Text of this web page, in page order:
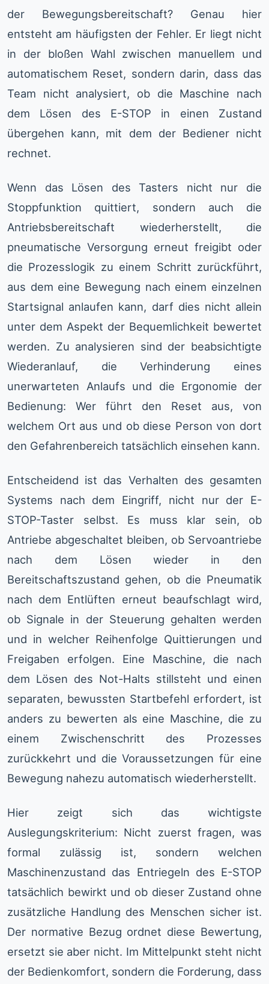
der Bewegungsbereitschaft? Genau hier
entsteht am häufigsten der Fehler. Er liegt nicht
in der bloßen Wahl zwischen manuellem und
automatischem Reset, sondern darin, dass das
Team nicht analysiert, ob die Maschine nach
dem Lösen des E-STOP in einen Zustand
übergehen kann, mit dem der Bediener nicht
rechnet.
Wenn das Lösen des Tasters nicht nur die
Stoppfunktion quittiert, sondern auch die
Antriebsbereitschaft wiederherstellt, die
pneumatische Versorgung erneut freigibt oder
die Prozesslogik zu einem Schritt zurückführt,
aus dem eine Bewegung nach einem einzelnen
Startsignal anlaufen kann, darf dies nicht allein
unter dem Aspekt der Bequemlichkeit bewertet
werden. Zu analysieren sind der beabsichtigte
Wiederanlauf, die Verhinderung eines
unerwarteten Anlaufs und die Ergonomie der
Bedienung: Wer führt den Reset aus, von
welchem Ort aus und ob diese Person von dort
den Gefahrenbereich tatsächlich einsehen kann.
Entscheidend ist das Verhalten des gesamten
Systems nach dem Eingriff, nicht nur der E-
STOP-Taster selbst. Es muss klar sein, ob
Antriebe abgeschaltet bleiben, ob Servoantriebe
nach dem Lösen wieder in den
Bereitschaftszustand gehen, ob die Pneumatik
nach dem Entlüften erneut beaufschlagt wird,
ob Signale in der Steuerung gehalten werden
und in welcher Reihenfolge Quittierungen und
Freigaben erfolgen. Eine Maschine, die nach
dem Lösen des Not-Halts stillsteht und einen
separaten, bewussten Startbefehl erfordert, ist
anders zu bewerten als eine Maschine, die zu
einem Zwischenschritt des Prozesses
zurückkehrt und die Voraussetzungen für eine
Bewegung nahezu automatisch wiederherstellt.
Hier zeigt sich das wichtigste
Auslegungskriterium: Nicht zuerst fragen, was
formal zulässig ist, sondern welchen
Maschinenzustand das Entriegeln des E-STOP
tatsächlich bewirkt und ob dieser Zustand ohne
zusätzliche Handlung des Menschen sicher ist.
Der normative Bezug ordnet diese Bewertung,
ersetzt sie aber nicht. Im Mittelpunkt steht nicht
der Bedienkomfort, sondern die Forderung, dass